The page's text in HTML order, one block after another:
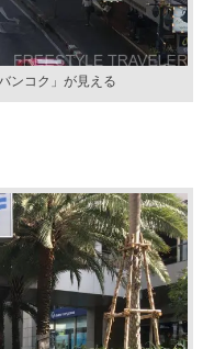
ンコク」が見える